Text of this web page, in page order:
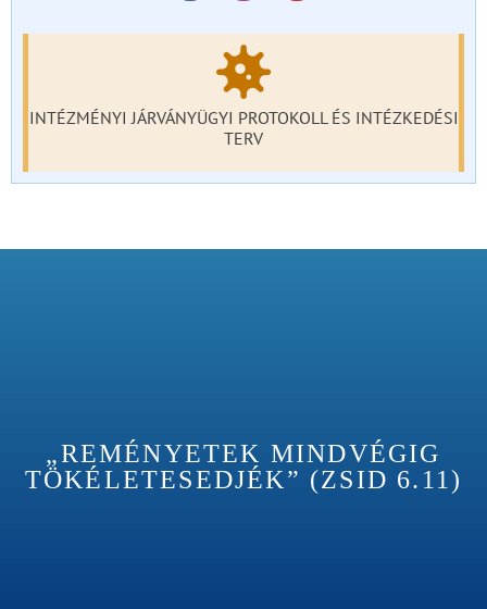
INTÉZMÉNYI JÁRVÁNYÜGYI PROTOKOLL ÉS INTÉZKEDÉSI
TERV
„REMÉNYETEK MINDVÉGIG
TÖKÉLETESEDJÉK” (ZSID 6.11)